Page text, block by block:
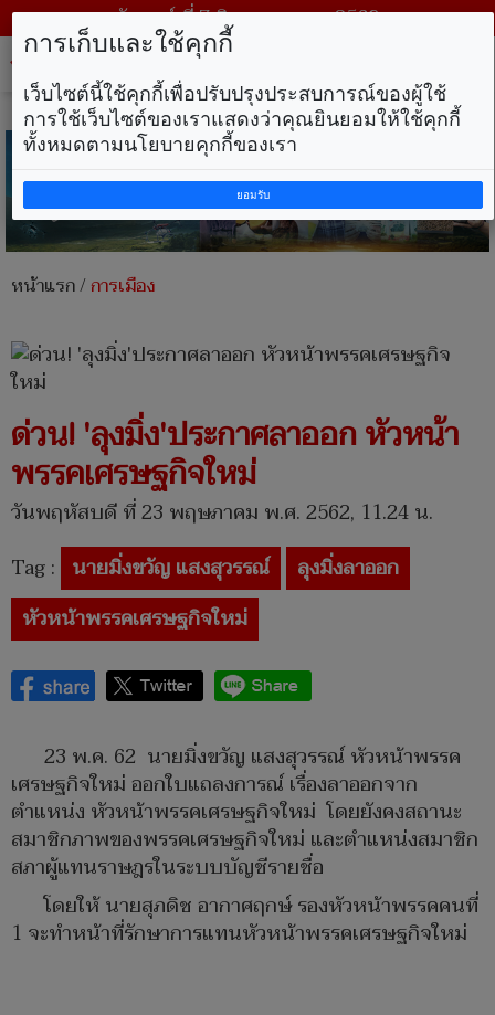
วันศุกร์ ที่ 7 สิงหาคม พ.ศ. 2569
หน้าแรก/การเมือง
ด่วน! 'ลุงมิ่ง'ประกาศลาออก หัวหน้า
พรรคเศรษฐกิจใหม่
วันพฤหัสบดี ที่ 23 พฤษภาคม พ.ศ. 2562, 11.24 น.
Tag : นายมิ่งขวัญ แสงสุวรรณ์
ลุงมิ่งลาออก
หัวหน้าพรรคเศรษฐกิจใหม่
23 พ.ค. 62 นายมิ่งขวัญ แสงสุวรรณ์ หัวหน้าพรรค
เศรษฐกิจใหม่ ออกใบแถลงการณ์ เรื่องลาออกจาก
ตำแหน่ง หัวหน้าพรรคเศรษฐกิจใหม่ โดยยังคงสถานะ
สมาชิกภาพของพรรคเศรษฐกิจใหม่ และตำแหน่งสมาชิก
สภาผู้แทนราษฎรในระบบบัญชีรายชื่อ
โดยให้ นายสุภดิช อากาศฤกษ์ รองหัวหน้าพรรคคนที่
1 จะทำหน้าที่รักษาการแทนหัวหน้าพรรคเศรษฐกิจใหม่
การเก็บและใช้คุกกี้
เว็บไซต์นี้ใช้คุกกี้เพื่อปรับปรุงประสบการณ์ของผู้ใช้
การใช้เว็บไซต์ของเราแสดงว่าคุณยินยอมให้ใช้คุกกี้
ทั้งหมดตามนโยบายคุกกี้ของเรา
ยอมรับ